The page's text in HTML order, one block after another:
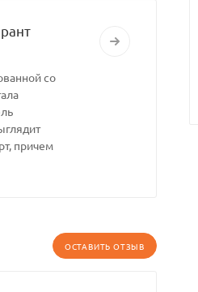
со
причем
ОСТАВИТЬ ОТЗЫВ